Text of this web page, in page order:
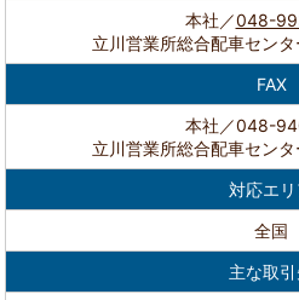
本社／048-
立川営業所総合配車センタ
FAX
本社／048-
立川営業所総合配車セン
対応エリ
全国
主な取